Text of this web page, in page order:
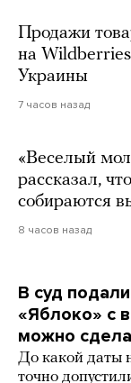
Продажи
на
Украины
7 часов назад
«Веселый
рассказал,
собираются
8 часов назад
В суд
«Яблоко» с
можно
До какой даты
точно